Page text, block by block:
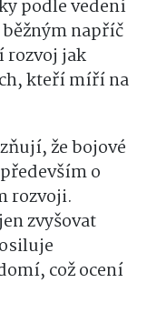
podle vedení
napříč
rozvoj jak
kteří míří na
že bojové
o
rozvoji.
zvyšovat
což ocení